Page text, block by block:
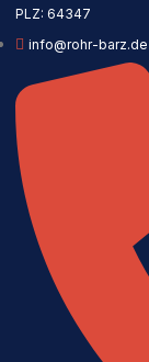
PLZ: 64347
info@rohr-barz.de